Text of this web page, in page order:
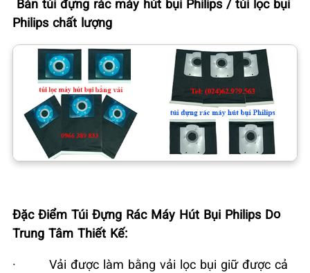
Philips chất lượng
Đặc Điểm Túi Đựng Rác Máy Hút Bụi Philips Do
Trung Tâm Thiết Kế:
· Vải được làm bằng vải lọc bụi giữ được cả